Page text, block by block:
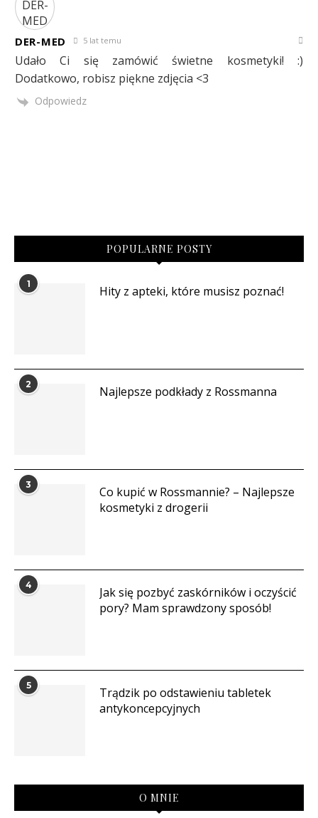
DER-MED 5 lat temu
Udało Ci się zamówić świetne kosmetyki! :)
Dodatkowo, robisz piękne zdjęcia <3
Odpowiedz
POPULARNE POSTY
1 Hity z apteki, które musisz poznać!
2 Najlepsze podkłady z Rossmanna
3
Co kupić w Rossmannie? – Najlepsze
kosmetyki z drogerii
4
Jak się pozbyć zaskórników i oczyścić
pory? Mam sprawdzony sposób!
5
Trądzik po odstawieniu tabletek
antykoncepcyjnych
O MNIE